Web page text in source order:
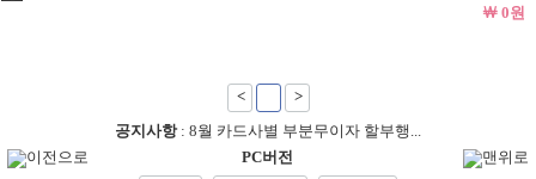
￦ 0원
<
>
공지사항: 8월 카드사별 부분무이자 할부행...
이전으로
PC버전
맨위로